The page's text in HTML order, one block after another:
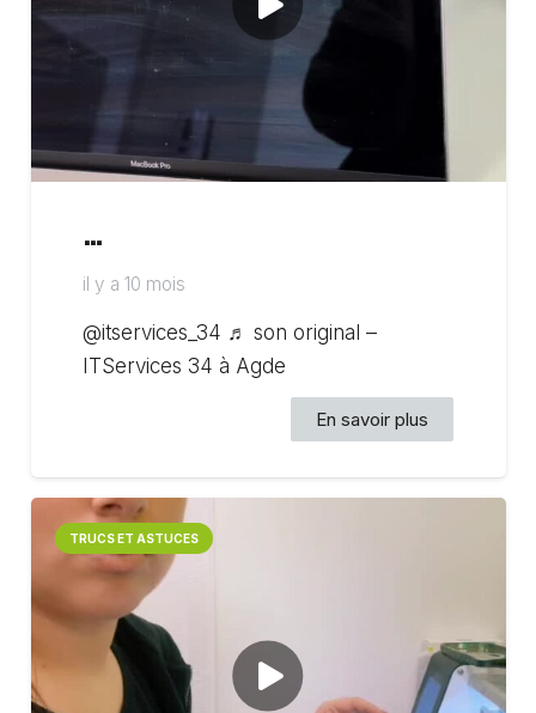
…
il y a 10 mois
@itservices_34 ♬ son original –
ITServices 34 à Agde
En savoir plus
TRUCS ET ASTUCES